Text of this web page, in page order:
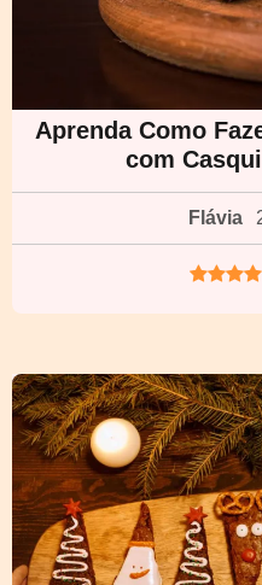
Aprenda Como
com
Flávia